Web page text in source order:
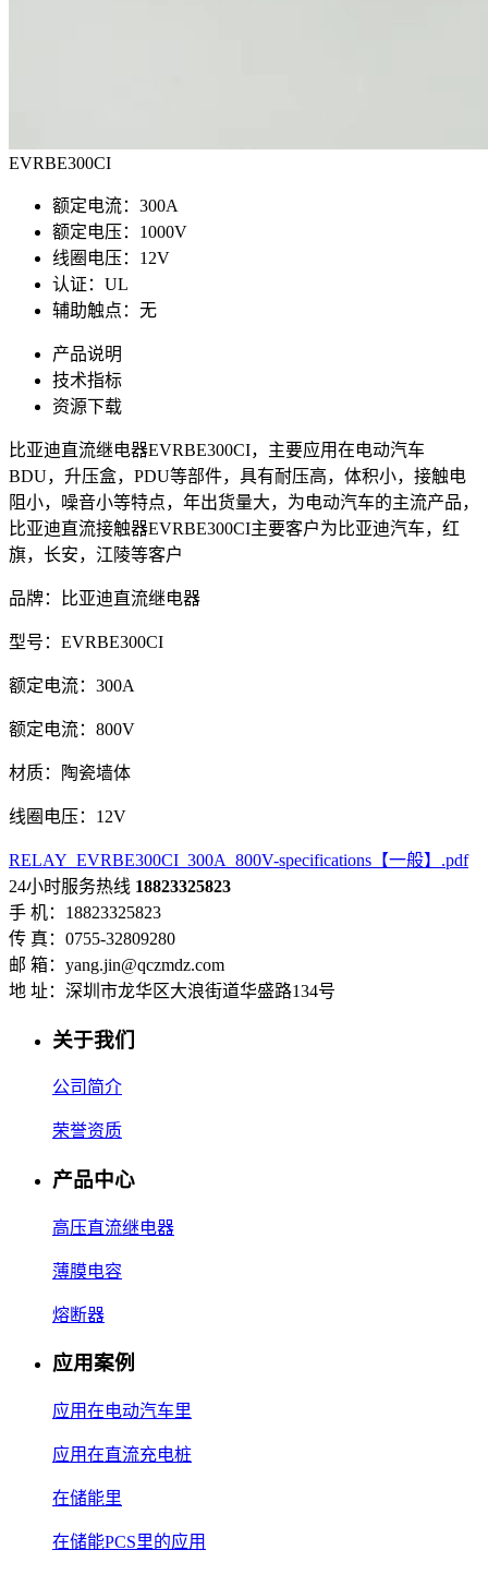
EVRBE300CI
额定电流：300A
额定电压：1000V
线圈电压：12V
认证：UL
辅助触点：无
产品说明
技术指标
资源下载
比亚迪直流继电器EVRBE300CI，主要应用在电动汽车
BDU，升压盒，PDU等部件，具有耐压高，体积小，接触电
阻小，噪音小等特点，年出货量大，为电动汽车的主流产品，
比亚迪直流接触器EVRBE300CI主要客户为比亚迪汽车，红
旗，长安，江陵等客户
品牌：比亚迪直流继电器
型号：EVRBE300CI
额定电流：300A
额定电流：800V
材质：陶瓷墙体
线圈电压：12V
RELAY_EVRBE300CI_300A_800V-specifications【一般】.pdf
24小时服务热线 18823325823
手 机：18823325823
传 真：0755-32809280
邮 箱：yang.jin@qczmdz.com
地 址：深圳市龙华区大浪街道华盛路134号
关于我们
公司简介
荣誉资质
产品中心
高压直流继电器
薄膜电容
熔断器
应用案例
应用在电动汽车里
应用在直流充电桩
在储能里
在储能PCS里的应用